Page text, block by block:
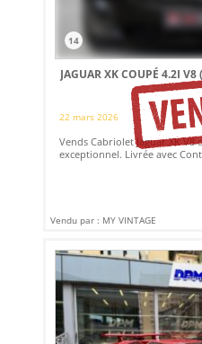
14
JAGUAR XK COUPÉ 4.2I
22 mars 2026
Vends Cabriolet Jaguar XK V8
exceptionnel. Livrée avec
Vendu par : MY VINTAGE